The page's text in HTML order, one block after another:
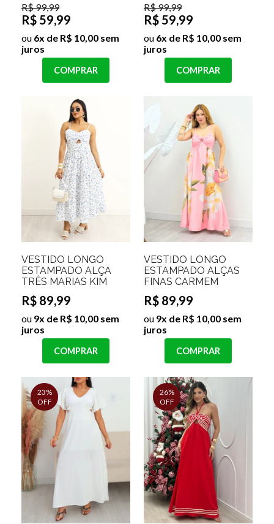
R$ 99,99
R$ 59,99
ou 6x de R$ 10,00 sem
juros
COMPRAR
R$ 99,99
R$ 59,99
ou 6x de R$ 10,00 sem
juros
COMPRAR
VESTIDO LONGO
ESTAMPADO ALÇA
TRÊS MARIAS KIM
R$ 89,99
ou 9x de R$ 10,00 sem
juros
COMPRAR
VESTIDO LONGO
ESTAMPADO ALÇAS
FINAS CARMEM
R$ 89,99
ou 9x de R$ 10,00 sem
juros
COMPRAR
23%
OFF
26%
OFF